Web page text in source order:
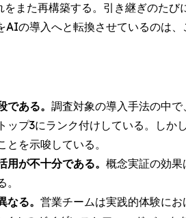
また再構築する。引き継ぎのた
の導入へと転換させているのは
ある。 調査対象の導入手法の中
プ3にランク付けしている。し
を示唆している。
が不十分である。 概念実証の効
る。 営業チームは実践的体験に